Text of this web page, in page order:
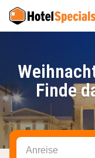
Finde
Anreise